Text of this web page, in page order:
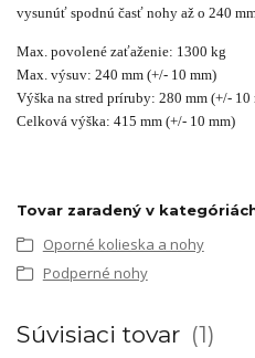
vysunúť spodnú časť nohy až o 240
Max. povolené zaťaženie: 1300 kg
Max. výsuv: 240 mm (+/- 10 mm)
Výška na stred príruby: 280 mm (+/- 10
Celková výška: 415 mm (+/- 10 mm)
Tovar zaradený v
Oporné kolieska a nohy
Podperné nohy
Súvisiaci tovar 1